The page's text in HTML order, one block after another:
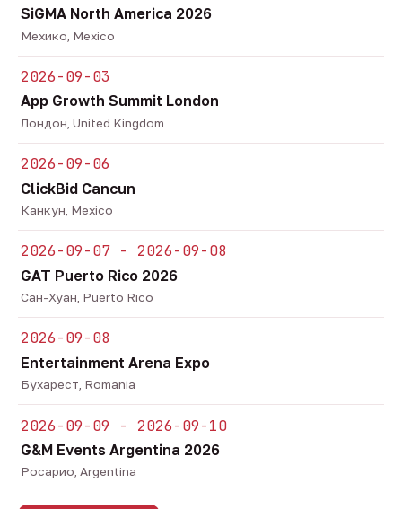
SiGMA North America 2026
Мехико, Mexico
2026-09-03
App Growth Summit London
Лондон, United Kingdom
2026-09-06
ClickBid Cancun
Канкун, Mexico
2026-09-07 - 2026-09-08
GAT Puerto Rico 2026
Сан-Хуан, Puerto Rico
2026-09-08
Entertainment Arena Expo
Бухарест, Romania
2026-09-09 - 2026-09-10
G&M Events Argentina 2026
Росарио, Argentina